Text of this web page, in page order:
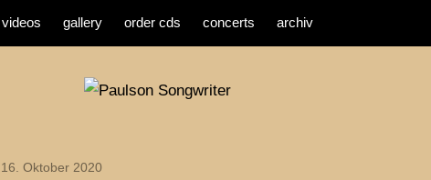
videos gallery order cds concerts archiv
16. Oktober 2020